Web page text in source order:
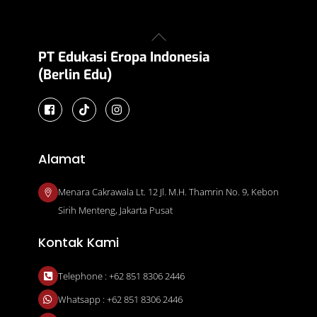
Back
To
PT Edukasi Eropa Indonesia
(Berlin Edu)
Icon
Alamat
Menara Cakrawala Lt. 12 Jl. M.H. Thamrin No. 9, Kebon
Sirih Menteng, Jakarta Pusat
Kontak Kami
Telephone : +62 851 8306 2446
Whatsapp : +62 851 8306 2446